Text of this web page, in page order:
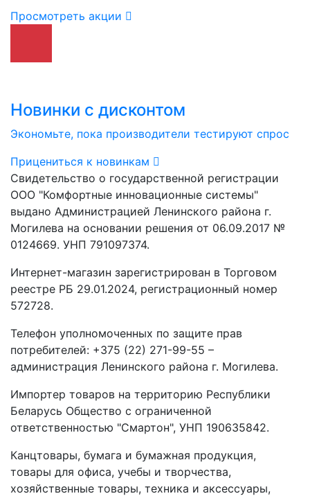
Просмотреть акции
Новинки с дисконтом
Экономьте, пока производители тестируют спрос
Прицениться к новинкам
Свидетельство о государственной регистрации
ООО "Комфортные инновационные системы"
выдано Администрацией Ленинского района г.
Могилева на основании решения от 06.09.2017 №
0124669. УНП 791097374.
Интернет-магазин зарегистрирован в Торговом
реестре РБ 29.01.2024, регистрационный номер
572728.
Телефон уполномоченных по защите прав
потребителей: +375 (22) 271-99-55 –
администрация Ленинского района г. Могилева.
Импортер товаров на территорию Республики
Беларусь Общество с ограниченной
ответственностью "Смартон", УНП 190635842.
Канцтовары, бумага и бумажная продукция,
товары для офиса, учебы и творчества,
хозяйственные товары, техника и аксессуары,